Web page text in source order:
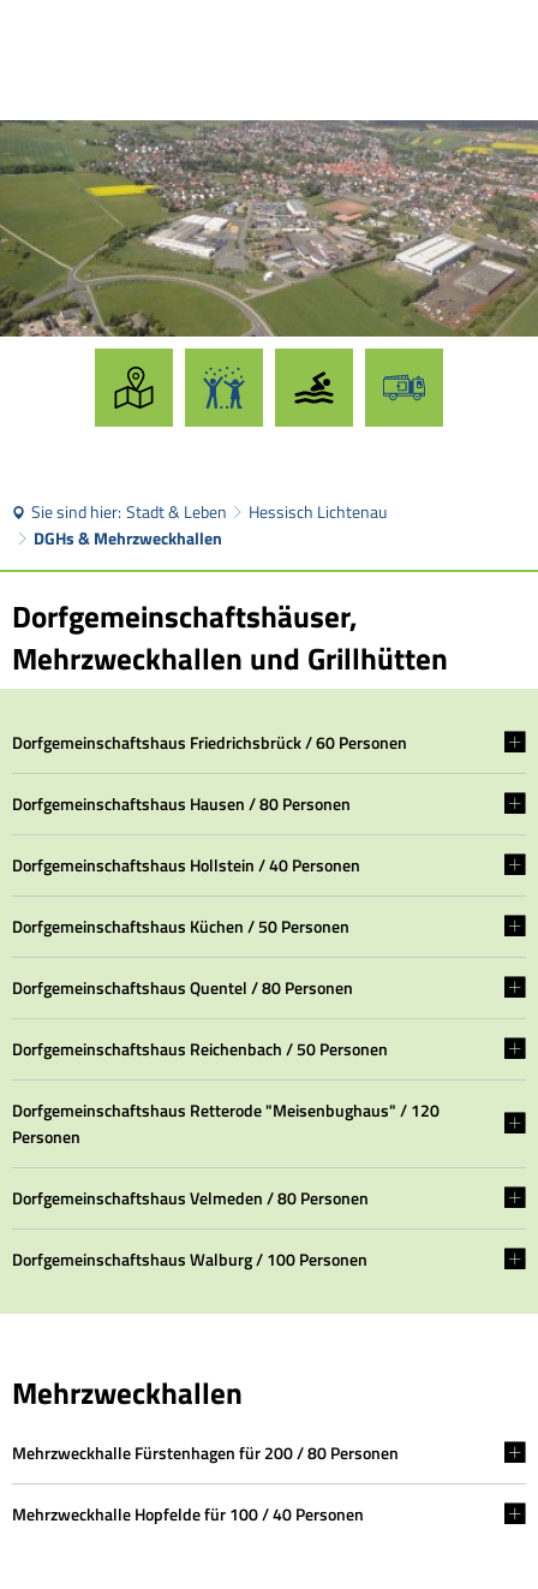
Sie sind hier: Stadt & Leben
Hessisch Lichtenau
DGHs & Mehrzweckhallen
DGHs
&
Mehrzweckhallen
Dorfgemeinschaftshäuser,
Mehrzweckhallen und Grillhütten
Dorfgemeinschaftshaus Friedrichsbrück / 60 Personen
Dorfgemeinschaftshaus Hausen / 80 Personen
Dorfgemeinschaftshaus Hollstein / 40 Personen
Dorfgemeinschaftshaus Küchen / 50 Personen
Dorfgemeinschaftshaus Quentel / 80 Personen
Dorfgemeinschaftshaus Reichenbach / 50 Personen
Dorfgemeinschaftshaus Retterode "Meisenbughaus" / 120
Personen
Dorfgemeinschaftshaus Velmeden / 80 Personen
Dorfgemeinschaftshaus Walburg / 100 Personen
Mehrzweckhallen
Mehrzweckhalle Fürstenhagen für 200 / 80 Personen
Mehrzweckhalle Hopfelde für 100 / 40 Personen